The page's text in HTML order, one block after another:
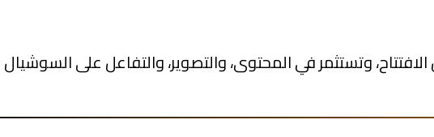
وتستثمر في المحتوى، والتصوير، والتفاعل على السوشيال